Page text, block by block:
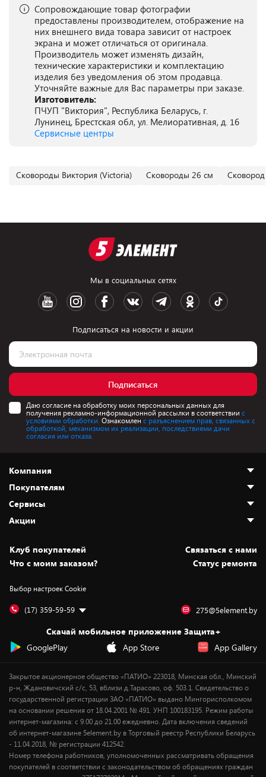
Сопровождающие товар фотографии
предоставлены производителем, отображение на
них внешнего вида товара зависит от настроек
экрана и может отличаться от оригинала.
Производитель может изменять дизайн,
технические характеристики и комплектацию
изделия без уведомления об этом продавца.
Уточняйте важные для Вас параметры при заказе.
Изготовитель:
ПЧУП "Виктория", Республика Беларусь, г.
Лунинец, Брестская обл, ул. Мелиоративная, д. 16
Сервисные центры
Сковороды Виктория (Victoria) Сковороды 26 см
Мы в социальных сетях
Подписаться на новости и акции
Подписаться
Даю согласие на обработку моих персональных данных для
получения рекламно-информационной рассылки в соответствии с
условиями обработки. Ознакомлен с разъяснением прав, связанных с
обработкой, механизмом их реализации, последствиями дачи
согласия или отказа.
Компания
О нас
Адреса магазинов
Новости
Статьи и обзоры
Вакансии
Дай пять добру!
Покупателям
Как сделать заказ
Оплата и доставка
Безналичный расчёт
Обмен и возврат товара
Обработка персональных данных
Подарочные карты
Сервисы
Установка техники
Для игровых консолей
Для мобильных устройств
Для компьютеров
Сервисные центры
Акции
Скидки и промокоды
Белорусские товары
Бонусы
Оплата частями
Уценка
Клуб покупателей
Cвязаться с нами
Что с моим заказом?
Статус ремонта
Выбор настроек Cookie
(17) 359-59-59 275@5element.by
Скачай мобильное приложение Защита+
GooglePlay
App Store App Gallery
Закрытое акционерное общество «ПАТИО» 223018, Минская обл., Минский
р-н, Ждановичский с/с, 53, вблизи д.Тарасово, оф. 503.1. Свидетельство о
государственной регистрации ЗАО «ПАТИО» выдано Мингорисполкомом
на основании решения от 18.04.2001 № 491. УНП 100183195. Режим работы
интернет-магазина: с 9.00 до 21.00 ежедневно. Дата включения сведений
об интернет-магазине 5element.by в Торговый реестр Республики Беларусь
- 11.04.2018, № регистрации 412542.
Номер телефона работников, уполномоченных рассматривать обращения
покупателей в соответствии с законодательством об обращениях граждан